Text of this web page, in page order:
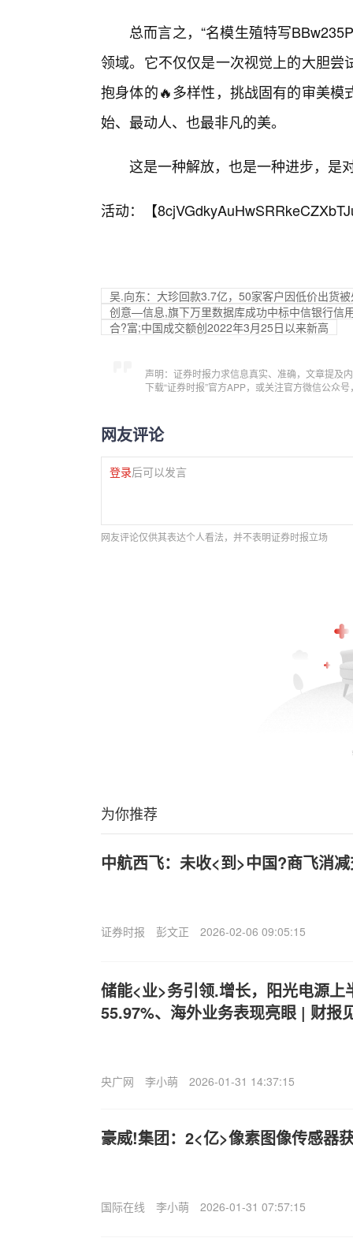
总而言之，“名模生殖特写
领域。它不仅仅是一次视觉上的大胆
抱身体的🔥多样性，挑战固有的审美
始、最动人、也最非凡的美。
这是一种解放，也是一种进步，是
活动：【
吴.向东：大珍回款3.7亿，50家客户因低价出货
创意—信息,旗下万里数据库成功中标中信银行信
合?富;中国成交额创2022年3月25日以来新高
声明：证券时报力求信息真实、准确，文章提及
下载“证券时报”官方APP，或关注官方微信公众
网友评论
登录后可以发言
网友评论仅供其表达个人看法，并不表明证券时报立场
为你推荐
中航西飞：未收<到>中国?商飞消
证券时报 彭文正 2026-02-06 09:05:15
储能<业>务引领.增长，阳光电源上
55.97%、海外业务表现亮眼 | 财报
央广网 李小萌 2026-01-31 14:37:15
豪威!集团：2<亿>像素图像传感器
国际在线 李小萌 2026-01-31 07:57:15